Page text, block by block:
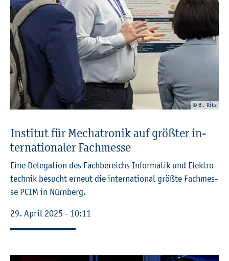
© B. Ritz
In­sti­tut für Me­cha­tro­nik auf grö­ß­ter in­
ter­na­tio­na­ler Fach­mes­se
Eine De­le­ga­ti­on des Fach­be­reichs In­for­ma­tik und Elek­tro­
tech­nik be­sucht er­neut die in­ter­na­tio­nal grö­ß­te Fach­mes­
se PCIM in Nürn­berg.
29. April 2025 - 10:11